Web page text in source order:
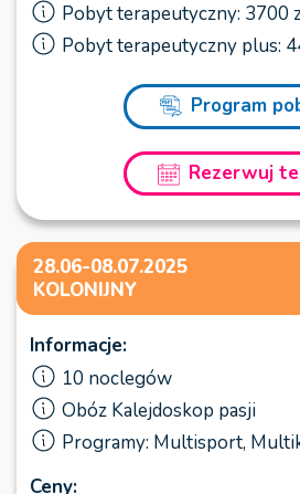
Pobyt terapeutyczny: 3700
Pobyt terapeutyczny plus:
Program
Rezerwuj
28.06-08.07.2025
KOLONIJNY
Informacje:
10 noclegów
Obóz Kalejdoskop pasji
Programy: Multisport,
Ceny: